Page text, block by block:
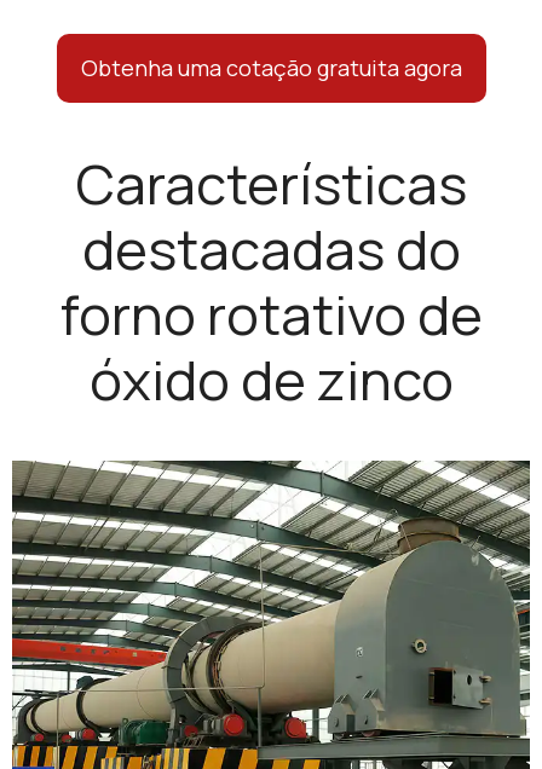
Obtenha uma cotação gratuita agora
Características
destacadas do
forno rotativo de
óxido de zinco